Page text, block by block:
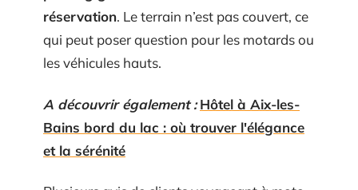
réservation. Le terrain n’est pas couvert, ce
qui peut poser question pour les motards ou
les véhicules hauts.
A découvrir également : Hôtel à Aix-les-
Bains bord du lac : où trouver l'élégance
et la sérénité